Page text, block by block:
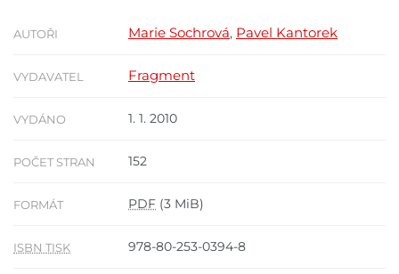
AUTOŘI Marie Sochrová, Pavel Kantorek
VYDAVATEL Fragment
VYDÁNO 1. 1. 2010
POČET STRAN 152
FORMÁT PDF (3 MiB)
ISBN TISK 978-80-253-0394-8